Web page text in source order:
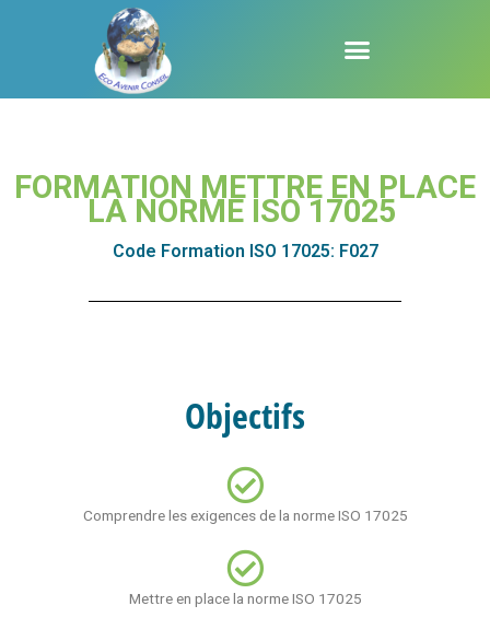
FORMATION METTRE EN PLACE
LA NORME ISO 17025
Code Formation ISO 17025: F027
Objectifs
Comprendre les exigences de la norme ISO 17025
Mettre en place la norme ISO 17025